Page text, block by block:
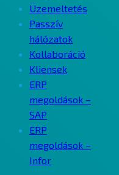
Üzemeltetés
Passzív
hálózatok
Kollaboráció
Kliensek
ERP
megoldások –
SAP
ERP
megoldások –
Infor